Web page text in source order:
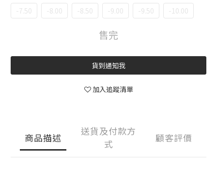
-7.50
-8.00 -8.50 -9.00 -9.50 -10.00
售完
貨到通知我
加入追蹤清單
商品描述
送貨及付款方
式
顧客評價